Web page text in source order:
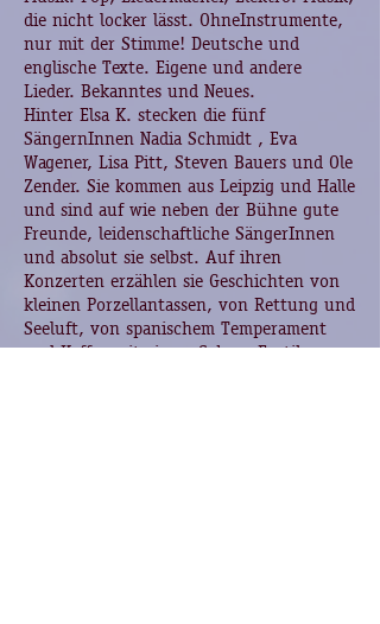
die nicht locker lässt. OhneInstrumente,
nur mit der Stimme! Deutsche und
englische Texte. Eigene und andere
Lieder. Bekanntes und Neues.
Hinter Elsa K. stecken die fünf
SängernInnen Nadia Schmidt , Eva
Wagener, Lisa Pitt, Steven Bauers und Ole
Zender. Sie kommen aus Leipzig und Halle
und sind auf wie neben der Bühne gute
Freunde, leidenschaftliche SängerInnen
und absolut sie selbst. Auf ihren
Konzerten erzählen sie Geschichten von
kleinen Porzellantassen, von Rettung und
Seeluft, von spanischem Temperament
und Kaffee mit einem Schuss Erotik.